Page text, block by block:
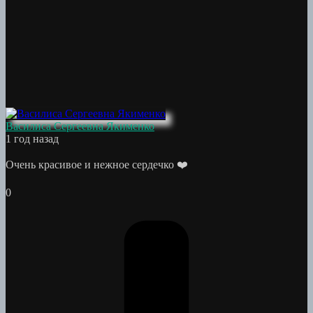
Василиса Сергеевна Якименко
1 год назад
Очень красивое и нежное сердечко ❤️
0